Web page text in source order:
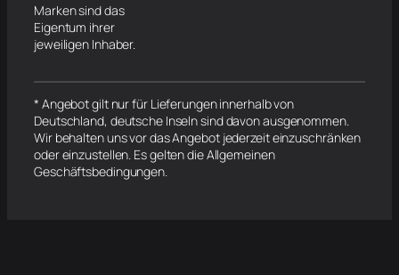
Marken sind das
Eigentum ihrer
jeweiligen Inhaber.
* Angebot gilt nur für Lieferungen innerhalb von
Deutschland, deutsche Inseln sind davon ausgenommen.
Wir behalten uns vor das Angebot jederzeit einzuschränken
oder einzustellen. Es gelten die Allgemeinen
Geschäftsbedingungen.